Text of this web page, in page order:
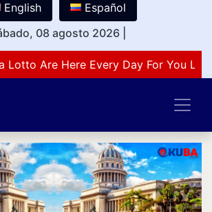
English
Español
08 agosto 2026
Lotto Are Here Every Day For You